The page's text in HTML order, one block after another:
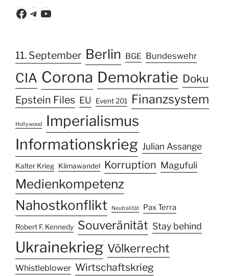
Facebook
Telegram
YouTube
11. September Berlin BGE Bundeswehr
CIA Corona Demokratie Doku
Epstein Files EU Event 201 Finanzsystem
Hollywood
Imperialismus
Informationskrieg Julian Assange
Kalter Krieg Klimawandel Korruption Magufuli
Medienkompetenz
Nahostkonflikt Neutralität Pax Terra
Robert F. Kennedy Souveränität Stay behind
Ukrainekrieg Völkerrecht
Whistleblower Wirtschaftskrieg